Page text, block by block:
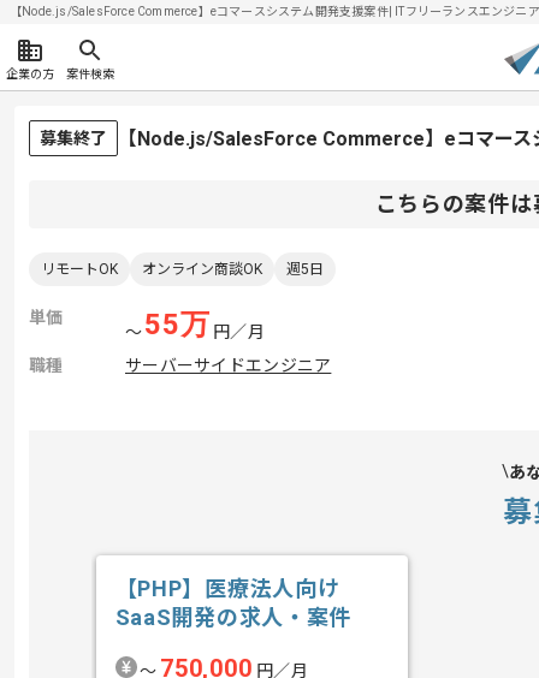
【Node.js/SalesForce Commerce】eコマースシステム開発支援案件| ITフリーランスエンジ
企業の方 案件検索
募集終了 【Node.js/SalesForce Commerce】eコマー
こちらの案件
リモートOK オンライン商談OK 週5日
単価
〜55万 円／月
職種
サーバーサイドエンジニア
あ
【PHP】医療法人向け
SaaS開発の求人・案件
〜 750,000 円／月